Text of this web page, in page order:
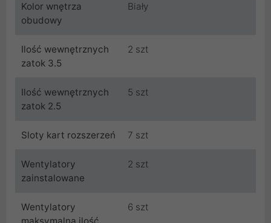
Kolor wnętrza
obudowy
Biały
Ilość wewnętrznych
zatok 3.5
2 szt
Ilość wewnętrznych
zatok 2.5
5 szt
Sloty kart rozszerzeń 7 szt
Wentylatory
zainstalowane
2 szt
Wentylatory
6 szt